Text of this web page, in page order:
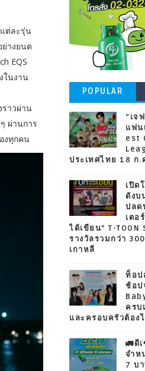
ต่ละรุ่น
างยนต
EQS
ในงาน
ราวผ่าน
ผ่านการ
งทุกคน
POPULAR
“เจ
แฟน
est
ประเทศไทย 18 ก.
เปิด
ดังบ
ปลด
เตอ
ได้เขียน” T-
รางวัลรวมกว่า
เกาหลี
ท็อป
ช้อป
ครบ
และครอบครัวต้อง
🚛ดี
จำห
7 บ